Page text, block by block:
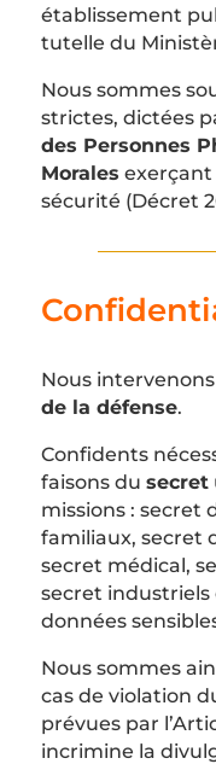
établissement
tutelle du
Nous sommes
strictes, dictées
des Personnes
Morales exerçant
sécurité (Décret
Nous
de la défense.
Confidents
faisons du secret
missions : secret
familiaux, secret
secret médical,
secret industriels
données
Nous sommes
cas de violation
prévues par
incrimine la